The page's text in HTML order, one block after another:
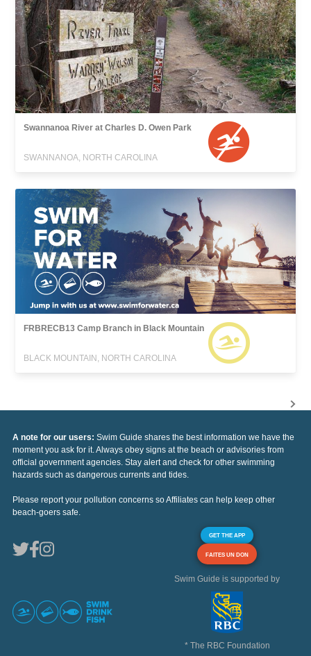
Swannanoa River at Charles D. Owen Park
SWANNANOA, NORTH CAROLINA
FRBRECB13 Camp Branch in Black Mountain
BLACK MOUNTAIN, NORTH CAROLINA
A note for our users: Swim Guide shares the best information we have the
moment you ask for it. Always obey signs at the beach or advisories from
official government agencies. Stay alert and check for other swimming
hazards such as dangerous currents and tides.
Please report your pollution concerns so Affiliates can help keep other
beach-goers safe.
GET THE APP
FAITES UN DON
Swim Guide is supported by
* The RBC Foundation